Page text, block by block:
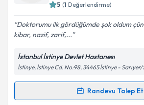
Kişisel verilerimin işlenmesine
Metni'ni okudum ve kişisel
kapsamda işlenmesini kabul
5 (1 Değerlendirme)
Doktorumu ilk gördüğümde şok oldum
kibar, nazif, zarif,...
İstanbul İstinye Devlet Hastanesı
İstinye, İstinye Cd. No:98, 34465 İstinye -
Randevu Talep Et
Randevu Takvimi Talebi